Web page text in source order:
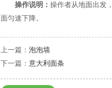
操作说明： 操作者从地面出发
面匀速下降。
上一篇： 泡泡墙
下一篇： 意大利面条